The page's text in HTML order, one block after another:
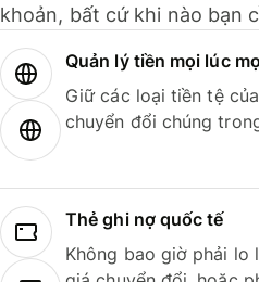
khoản, bất cứ khi nào bạn
Quản lý tiền mọi lúc
Giữ các loại tiền tệ
chuyển đổi chúng
Thẻ ghi nợ quốc tế
Không bao giờ phải lo